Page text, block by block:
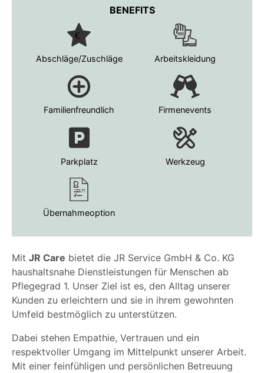
Mit JR Care bietet die JR Service GmbH & Co. KG
haushaltsnahe Dienstleistungen für Menschen ab
Pflegegrad 1. Unser Ziel ist es, den Alltag unserer
Kunden zu erleichtern und sie in ihrem gewohnten
Umfeld bestmöglich zu unterstützen.
Dabei stehen Empathie, Vertrauen und ein
respektvoller Umgang im Mittelpunkt unserer Arbeit.
Mit einer feinfühligen und persönlichen Betreuung
BENEFITS
Abschläge/Zuschläge Arbeitskleidung
Familienfreundlich Firmenevents
Parkplatz Werkzeug
Übernahmeoption